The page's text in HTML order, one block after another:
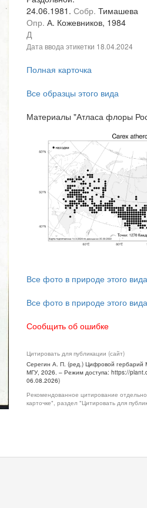
24.06.1981. Собр. Тимашева
Опр. А. Кожевников, 1984
Д
Дата ввода этикетки 18.04.2024
Полная карточка
Все образцы этого вида
Материалы "Атласа флоры
Все фото в природе этого вида
Все фото в природе этого вида
Сообщить об ошибке
Цитировать для публикации (сайт)
Серегин А. П. (ред.) Цифровой гербарий
МГУ, 2026. – Режим доступа: https://
06.08.2026)
Рекомендованное цитирование
карточке", раздел "Цитировать для